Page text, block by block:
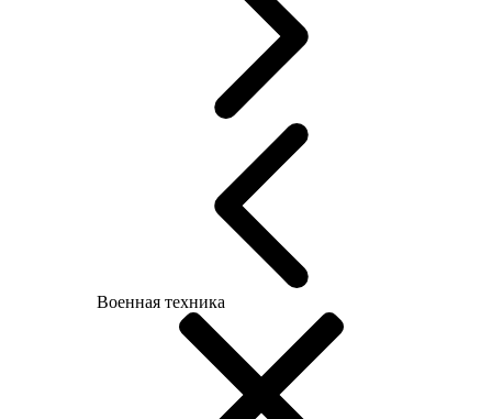
Военная техника